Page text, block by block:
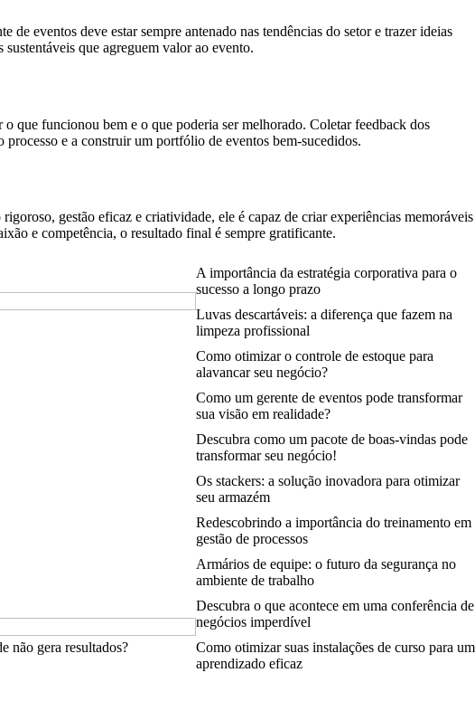
eventos deve estar sempre antenado nas tendências do setor e trazer ideias
que agreguem valor ao evento.
que funcionou bem e o que poderia ser melhorado. Coletar feedback dos
e a construir um portfólio de eventos bem-sucedidos.
gestão eficaz e criatividade, ele é capaz de criar experiências memoráveis
e competência, o resultado final é sempre gratificante.
não gera resultados?
A importância da estratégia corporativa para o
sucesso a longo prazo
Luvas descartáveis: a diferença que fazem na
limpeza profissional
Como otimizar o controle de estoque para
alavancar seu negócio?
Como um gerente de eventos pode transformar
sua visão em realidade?
Descubra como um pacote de boas-vindas pode
transformar seu negócio!
Os stackers: a solução inovadora para otimizar
seu armazém
Redescobrindo a importância do treinamento em
gestão de processos
Armários de equipe: o futuro da segurança no
ambiente de trabalho
Descubra o que acontece em uma conferência de
negócios imperdível
Como otimizar suas instalações de curso para um
aprendizado eficaz